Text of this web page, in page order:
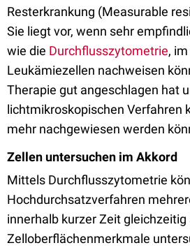
Resterkrankung (Measurable
Sie liegt vor, wenn sehr
wie die Durchflusszytometrie,
Leukämiezellen nachweisen
Therapie gut angeschlagen hat
lichtmikroskopischen Verfahren
mehr nachgewiesen werden
Zellen untersuchen im Akkord
Mittels Durchflusszytometrie
Hochdurchsatzverfahren
innerhalb kurzer Zeit
Zelloberflächenmerkmale